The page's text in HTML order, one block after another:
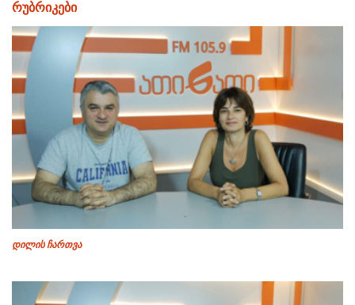
რუბრიკები
დილის ჩართვა